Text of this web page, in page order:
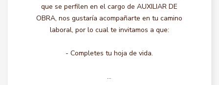
que se perfilen en el cargo de AUXILIAR DE
OBRA, nos gustaría acompañarte en tu camino
laboral, por lo cual te invitamos a que:
- Completes tu hoja de vida.
...